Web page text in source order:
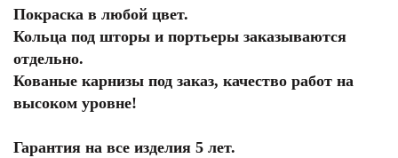
Покраска в любой цвет.
Кольца под шторы и портьеры заказываются
отдельно.
Кованые карнизы под заказ, качество работ на
высоком уровне!
Гарантия на все изделия 5 лет.